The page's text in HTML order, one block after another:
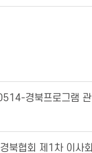
경북프로그램 관
북협회 제1차 이사